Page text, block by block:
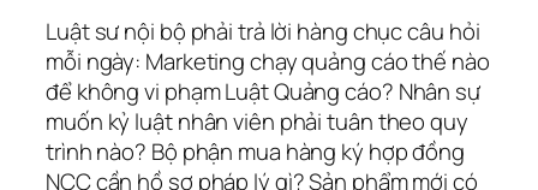
Luật sư nội bộ phải trả lời hàng chục câu hỏi
mỗi ngày: Marketing chạy quảng cáo thế nào
để không vi phạm Luật Quảng cáo? Nhân sự
muốn kỷ luật nhân viên phải tuân theo quy
trình nào? Bộ phận mua hàng ký hợp đồng
NCC cần hồ sơ pháp lý gì? Sản phẩm mới có